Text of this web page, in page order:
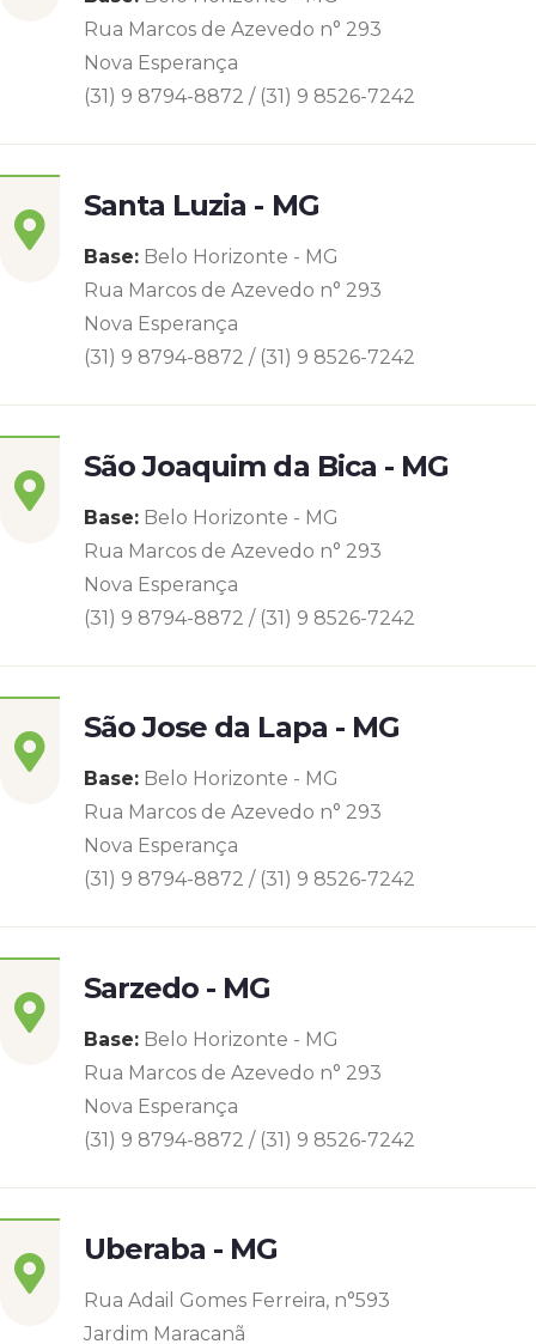
Rua Marcos de Azevedo n° 293
Nova Esperança
(31) 9 8794-8872 / (31) 9 8526-7242
Santa Luzia - MG
Base: Belo Horizonte - MG
Rua Marcos de Azevedo n° 293
Nova Esperança
(31) 9 8794-8872 / (31) 9 8526-7242
São Joaquim da Bica - MG
Base: Belo Horizonte - MG
Rua Marcos de Azevedo n° 293
Nova Esperança
(31) 9 8794-8872 / (31) 9 8526-7242
São Jose da Lapa - MG
Base: Belo Horizonte - MG
Rua Marcos de Azevedo n° 293
Nova Esperança
(31) 9 8794-8872 / (31) 9 8526-7242
Sarzedo - MG
Base: Belo Horizonte - MG
Rua Marcos de Azevedo n° 293
Nova Esperança
(31) 9 8794-8872 / (31) 9 8526-7242
Uberaba - MG
Rua Adail Gomes Ferreira, n°593
Jardim Maracanã